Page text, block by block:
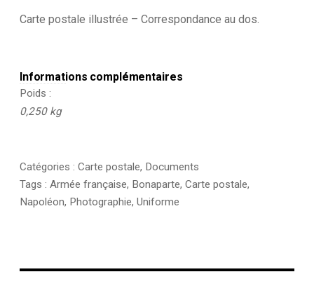
Carte postale illustrée – Correspondance au dos.
Informations complémentaires
Poids
0,250 kg
Catégories : Carte postale, Documents
Tags : Armée française, Bonaparte, Carte postale,
Napoléon, Photographie, Uniforme